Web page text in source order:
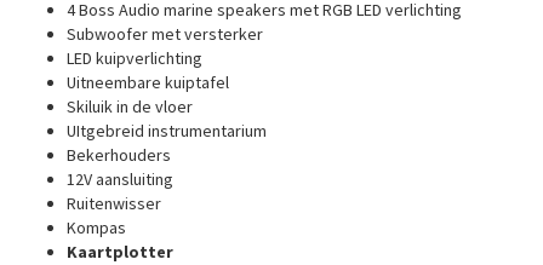
4 Boss Audio marine speakers met RGB LED verlichting
Subwoofer met versterker
LED kuipverlichting
Uitneembare kuiptafel
Skiluik in de vloer
UItgebreid instrumentarium
Bekerhouders
12V aansluiting
Ruitenwisser
Kompas
Kaartplotter